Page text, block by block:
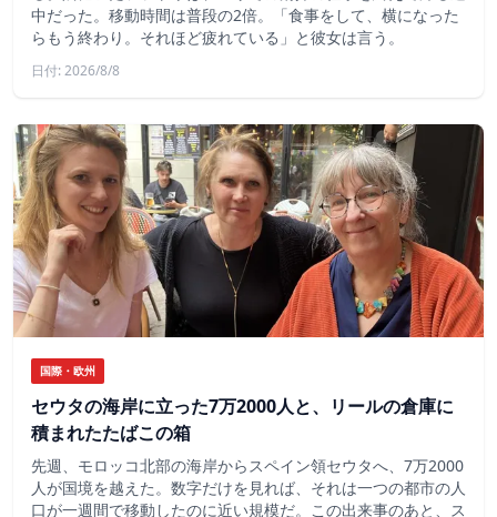
中だった。移動時間は普段の2倍。「食事をして、横になった
らもう終わり。それほど疲れている」と彼女は言う。
日付: 2026/8/8
国際・欧州
セウタの海岸に立った7万2000人と、リールの倉庫に
積まれたたばこの箱
先週、モロッコ北部の海岸からスペイン領セウタへ、7万2000
人が国境を越えた。数字だけを見れば、それは一つの都市の人
口が一週間で移動したのに近い規模だ。この出来事のあと、ス